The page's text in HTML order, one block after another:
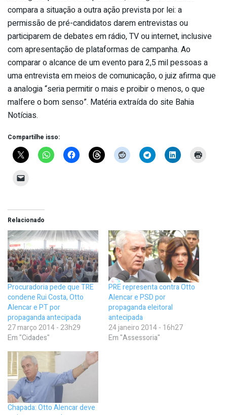
compara a situação a outra ação prevista por lei: a
permissão de pré-candidatos darem entrevistas ou
participarem de debates em rádio, TV ou internet, inclusive
com apresentação de plataformas de campanha. Ao
comparar o alcance de um evento para 2,5 mil pessoas a
uma entrevista em meios de comunicação, o juiz afirma que
a analogia “seria permitir o mais e proibir o menos, o que
malfere o bom senso”. Matéria extraída do site Bahia
Notícias.
Compartilhe isso:
Relacionado
Procuradoria pede que TRE
condene Rui Costa, Otto
Alencar e PT por
propaganda antecipada
27 março 2014 - 23h29
Em "Cidades"
PRE representa contra Otto
Alencar e PSD por
propaganda eleitoral
antecipada
24 janeiro 2014 - 16h27
Em "Assessoria"
Chapada: Otto Alencar deve